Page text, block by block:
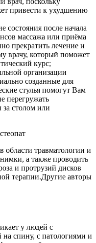
привести к ухудшению
состояния после начала
массажа или приёма
прекратить лечение и
врачу, который поможет
курс;
организации
созданные для
стулья помогут Вам
перегружать
столом или
области травматологии и
а также проводить
и протрузий дисков
терапии.Другие авторы
у людей с
на спину, с патологиями и